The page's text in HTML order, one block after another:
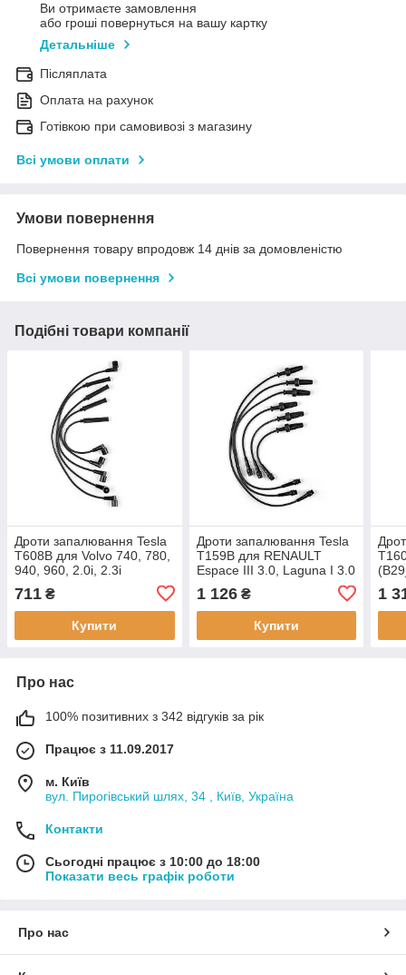
Ви отримаєте замовлення
або гроші повернуться на вашу картку
Детальніше
Післяплата
Оплата на рахунок
Готівкою при самовивозі з магазину
Всі умови оплати
Умови повернення
Повернення товару впродовж 14 днів за домовленістю
Всі умови повернення
Подібні товари компанії
Дроти запалювання Tesla
T608B для Volvo 740, 780,
940, 960, 2.0i, 2.3i
711 ₴
Купити
Дроти запалювання Tesla
T159B для RENAULT
Espace III 3.0, Laguna I 3.0
1 126₴
Купити
1
Про нас
100% позитивних з 342 відгуків за рік
Працює з 11.09.2017
м. Київ
вул. Пирогівський шлях, 34 , Київ, Україна
Контакти
Сьогодні працює з 10:00 до 18:00
Показати весь графік роботи
Про нас